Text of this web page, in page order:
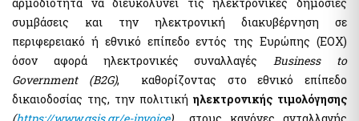
e-Individual Employment Status Report (DAYK)
Real Estate
APAA Zone Price Estimates
Real Estate Transactions Valuation Register
Public Welfare Property Digital Services
Businesses
Out of Court Settlement
Energy Products Tank Register
συμβάσεις και την ηλεκτρονική διακυβέρνηση σε
περιφερειακό ή εθνικό επίπεδο εντός της Ευρώπης (ΕΟΧ)
όσον αφορά ηλεκτρονικές συναλλαγέςBusiness to
Government (B2G), καθορίζοντας στο εθνικό επίπεδο
δικαιοδοσίας της, την πολιτική ηλεκτρονικής τιμολόγησης